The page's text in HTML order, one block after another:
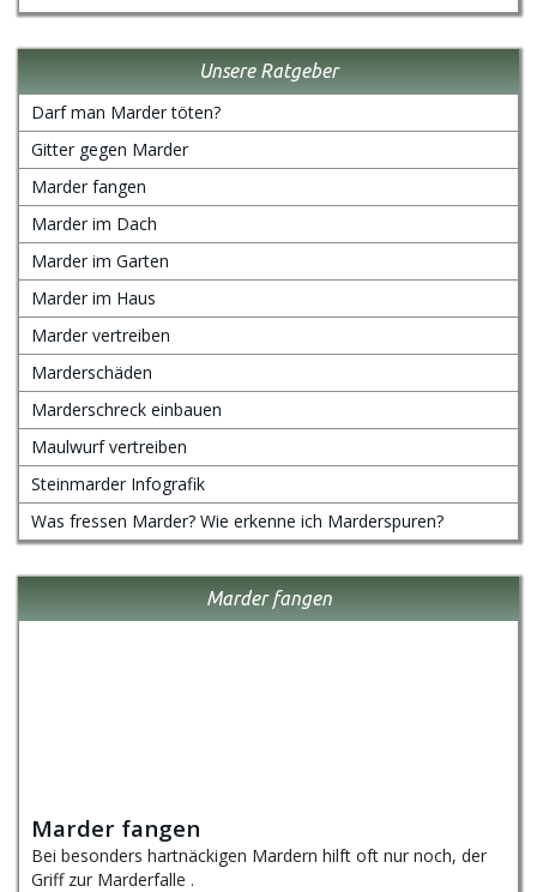
Unsere Ratgeber
Darf man Marder töten?
Gitter gegen Marder
Marder fangen
Marder im Dach
Marder im Garten
Marder im Haus
Marder vertreiben
Marderschäden
Marderschreck einbauen
Maulwurf vertreiben
Steinmarder Infografik
Was fressen Marder? Wie erkenne ich Marderspuren?
Marder fangen
Marder fangen
Bei besonders hartnäckigen Mardern hilft oft nur noch, der
Griff zur Marderfalle .